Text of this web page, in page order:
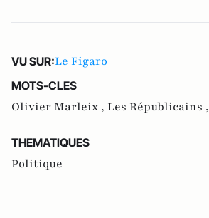
VU SUR:Le Figaro
MOTS-CLES
Olivier Marleix , Les Républicains ,
THEMATIQUES
Politique